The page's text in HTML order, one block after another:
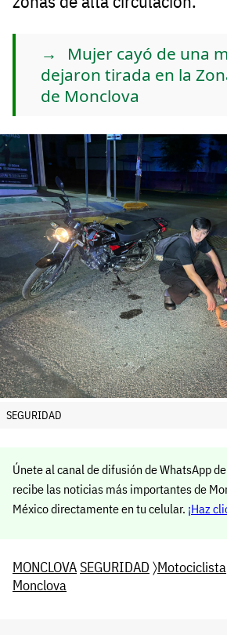
Mujer cayó de una
dejaron tirada en la
de Monclova
SEGURIDAD
Únete al canal de difusión de WhatsApp
recibe las noticias más importantes de
México directamente en tu celular. ¡Haz
MONCLOVA SEGURIDAD 〉Motociclista
Monclova